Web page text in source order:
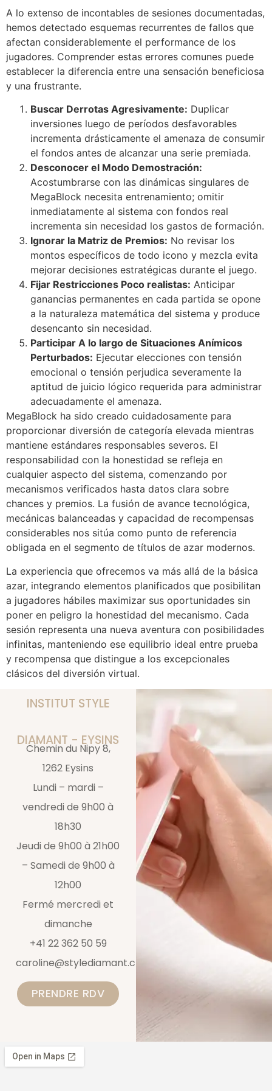
A lo extenso de incontables de sesiones documentadas,
hemos detectado esquemas recurrentes de fallos que
afectan considerablemente el performance de los
jugadores. Comprender estas errores comunes puede
establecer la diferencia entre una sensación beneficiosa
y una frustrante.
Buscar Derrotas Agresivamente: Duplicar
inversiones luego de períodos desfavorables
incrementa drásticamente el amenaza de consumir
el fondos antes de alcanzar una serie premiada.
Desconocer el Modo Demostración:
Acostumbrarse con las dinámicas singulares de
MegaBlock necesita entrenamiento; omitir
inmediatamente al sistema con fondos real
incrementa sin necesidad los gastos de formación.
Ignorar la Matriz de Premios: No revisar los
montos específicos de todo icono y mezcla evita
mejorar decisiones estratégicas durante el juego.
Fijar Restricciones Poco realistas: Anticipar
ganancias permanentes en cada partida se opone
a la naturaleza matemática del sistema y produce
desencanto sin necesidad.
Participar A lo largo de Situaciones Anímicos
Perturbados: Ejecutar elecciones con tensión
emocional o tensión perjudica severamente la
aptitud de juicio lógico requerida para administrar
adecuadamente el amenaza.
MegaBlock ha sido creado cuidadosamente para
proporcionar diversión de categoría elevada mientras
mantiene estándares responsables severos. El
responsabilidad con la honestidad se refleja en
cualquier aspecto del sistema, comenzando por
mecanismos verificados hasta datos clara sobre
chances y premios. La fusión de avance tecnológica,
mecánicas balanceadas y capacidad de recompensas
considerables nos sitúa como punto de referencia
obligada en el segmento de títulos de azar modernos.
La experiencia que ofrecemos va más allá de la básica
azar, integrando elementos planificados que posibilitan
a jugadores hábiles maximizar sus oportunidades sin
poner en peligro la honestidad del mecanismo. Cada
sesión representa una nueva aventura con posibilidades
infinitas, manteniendo ese equilibrio ideal entre prueba
y recompensa que distingue a los excepcionales
clásicos del diversión virtual.
INSTITUT STYLE
DIAMANT - EYSINS
Chemin du Nipy 8,
1262 Eysins
Lundi – mardi –
vendredi de 9h00 à
18h30
Jeudi de 9h00 à 21h00
– Samedi de 9h00 à
12h00
Fermé mercredi et
dimanche
+41 22 362 50 59
caroline@stylediamant.ch
PRENDRE RDV